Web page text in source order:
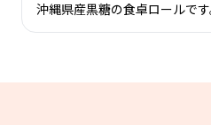
沖縄県産黒糖の食卓ロールです